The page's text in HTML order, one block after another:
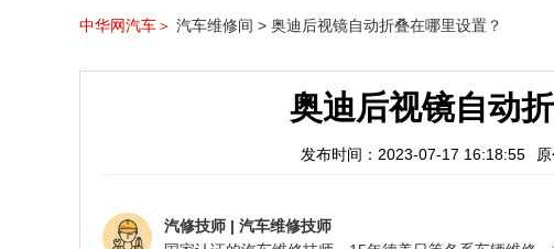
中华网汽车＞ 汽车维修间 > 奥迪后视镜自动折叠在哪里设置？
奥迪后视镜自动
发布时间：2023-07-17 16:18:55 原
汽修技师 | 汽车维修技师